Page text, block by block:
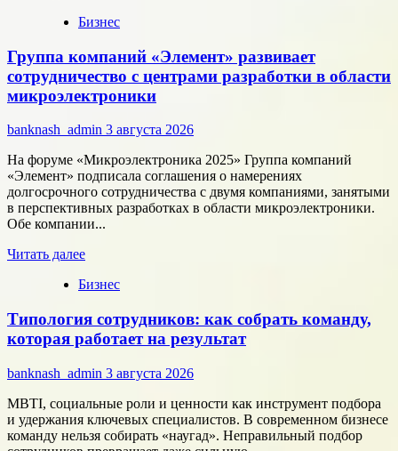
о
цифровые
активы
меняют
подход
онлайн-
Бизнес
Группа компаний «Элемент» развивает
сотрудничество с центрами разработки в области
микроэлектроники
banknash_admin 3 августа 2026
На форуме «Микроэлектроника 2025» Группа компаний
«Элемент» подписала соглашения о намерениях
долгосрочного сотрудничества с двумя компаниями, занятыми
в перспективных разработках в области микроэлектроники.
Обе компании...
Читать далееПрочитать
о
компаний
«Элемент»
развивает
сотрудничество
с
центрами
разработки
в
области
Бизнес
Типология сотрудников: как собрать команду,
которая работает на результат
banknash_admin 3 августа 2026
MBTI, социальные роли и ценности как инструмент подбора
и удержания ключевых специалистов. В современном бизнесе
команду нельзя собирать «наугад». Неправильный подбор